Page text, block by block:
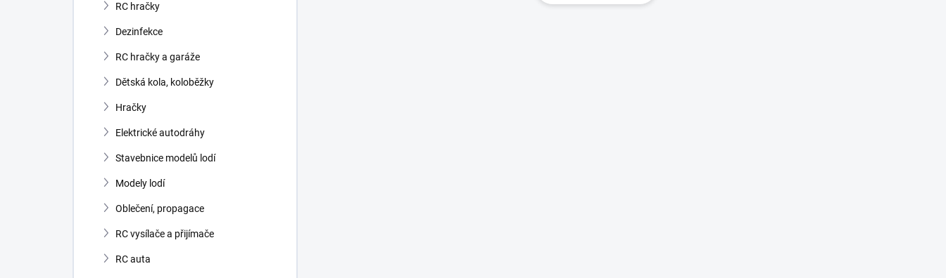
RC hračky
Dezinfekce
RC hračky a garáže
Dětská kola, koloběžky
Hračky
Elektrické autodráhy
Stavebnice modelů lodí
Modely lodí
Oblečení, propagace
RC vysílače a přijímače
RC auta